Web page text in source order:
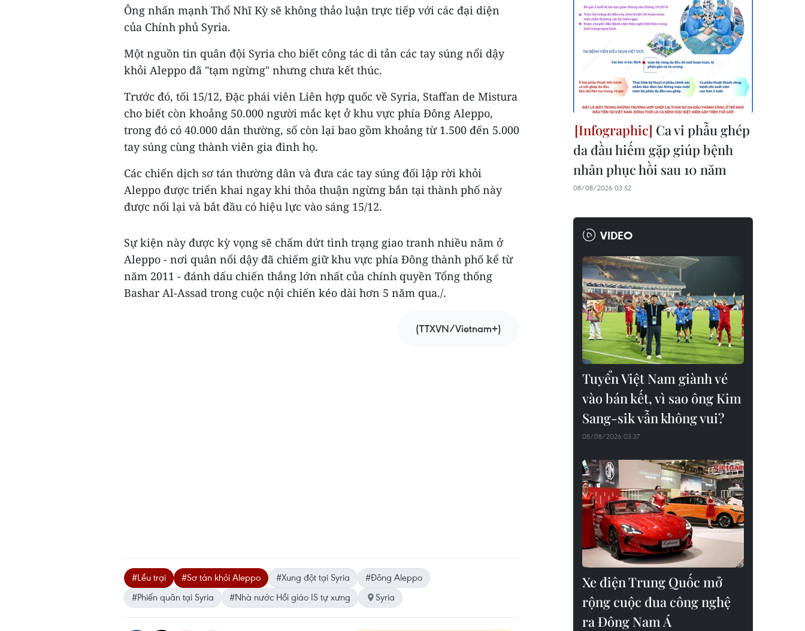
Ông nhấn mạnh Thổ Nhĩ Kỳ sẽ không thảo luận trực tiếp với các đại diện
của Chính phủ Syria.
Một nguồn tin quân đội Syria cho biết công tác di tản các tay súng nổi dậy
khỏi Aleppo đã "tạm ngừng" nhưng chưa kết thúc.
Trước đó, tối 15/12, Đặc phái viên Liên hợp quốc​ về Syria, Staffan de Mistura
cho biết còn khoảng 50.000 người mắc kẹt ở khu vực phía Đông Aleppo,
trong đó có 40.000 dân thường, số còn lại bao gồm khoảng từ 1.500 đến 5.000
tay súng cùng thành viên gia đình họ.
Các chiến dịch sơ tán thường dân và đưa các tay súng đối lập rời khỏi
Aleppo được triển khai ngay khi thỏa thuận ngừng bắn tại thành phố này
được nối lại và bắt đầu có hiệu lực vào sáng 15/12.
Sự kiện này được kỳ vọng sẽ chấm dứt tình trạng giao tranh nhiều năm ở
Aleppo - nơi quân nổi dậy đã chiếm giữ khu vực phía Đông thành phố kể từ
năm 2011 - đánh dấu chiến thắng lớn nhất của chính quyền Tổng thống
Bashar Al-Assad trong cuộc nội chiến kéo dài hơn 5 năm qua./.
(TTXVN/Vietnam+)
#Lều trại #Sơ tán khỏi Aleppo #Xung đột tại Syria
#Đông Aleppo
#Phiến quân tại Syria
#Nhà nước Hồi giáo IS tự xưng Syria
Ca vi phẫu ghép
da đầu hiếm gặp giúp bệnh
nhân phục hồi sau 10 năm
08/08/2026 03:52
VIDEO
Tuyển Việt Nam giành vé
vào bán kết, vì sao ông Kim
Sang-sik vẫn không vui?
08/08/2026 03:37
Xe điện Trung Quốc mở
rộng cuộc đua công nghệ
ra Đông Nam Á